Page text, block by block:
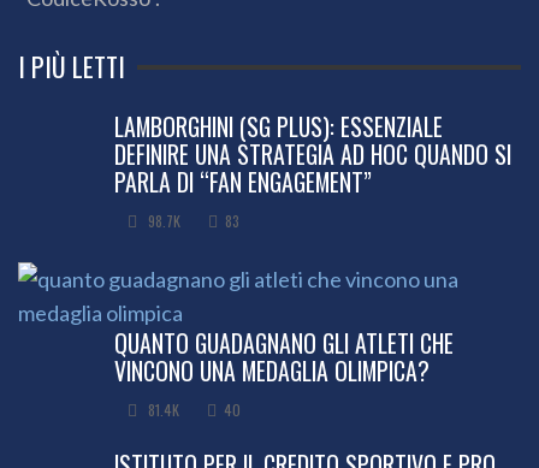
I PIÙ LETTI
LAMBORGHINI (SG PLUS): ESSENZIALE
DEFINIRE UNA STRATEGIA AD HOC QUANDO SI
PARLA DI “FAN ENGAGEMENT”
98.7K 83
QUANTO GUADAGNANO GLI ATLETI CHE
VINCONO UNA MEDAGLIA OLIMPICA?
81.4K 40